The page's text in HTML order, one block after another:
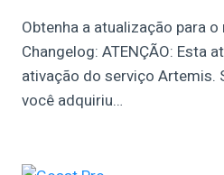
Obtenha a atualização para
Changelog: ATENÇÃO: Esta
ativação do serviço Artemis.
você adquiriu…